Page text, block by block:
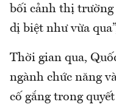
bối cảnh thị
dị biệt như vừa
Thời gian qua,
ngành chức năng
cố gắng trong